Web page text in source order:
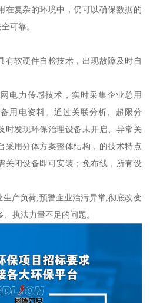
在复杂的环境中，仍可以确保数据的
可靠。
有软硬件自检技术，出现故障及时自
电力传感技术，实时采集企业总用
用电资料。通过关联分析、超限分
时发现环保治理设备未开启、异常关
采用分体方案整体结构，的技术特点
关闭设备即可安装；免布线，所有设
产负荷,预警企业治污异常,彻底改变
执法力量不足的问题。